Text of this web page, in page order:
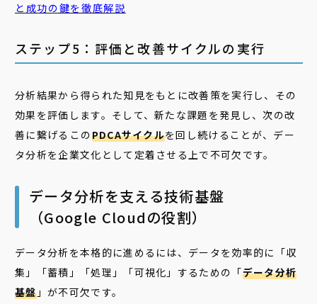
と成功の鍵を徹底解説
ステップ5：評価と改善サイクルの実行
分析結果から得られた知見をもとに改善策を実行し、その
効果を評価します。そして、新たな課題を発見し、次の改
善に繋げる――このPDCAサイクルを回し続けることが、デー
タ分析を企業文化として定着させる上で不可欠です。
データ分析を支える技術基盤
（Google Cloudの役割）
データ分析を本格的に進めるには、データを効率的に「収
集」「蓄積」「処理」「可視化」するための「データ分析
基盤」が不可欠です。